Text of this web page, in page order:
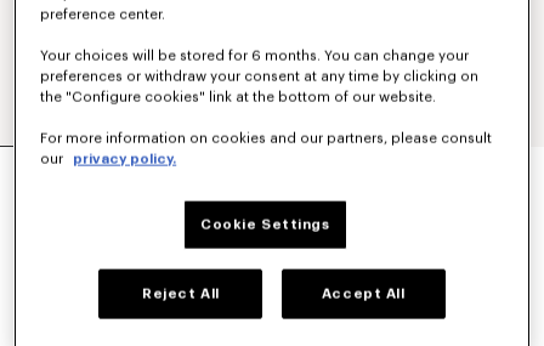
TOP SANS MANCHES EN POPELINE DE COTON
preference center.
Your choices will be stored for 6 months. You can change your
preferences or withdraw your consent at any time by clicking on
the "Configure cookies" link at the bottom of our website.
For more information on cookies and our partners, please consult
our
privacy policy.
Cookie Settings
Reject All Accept All